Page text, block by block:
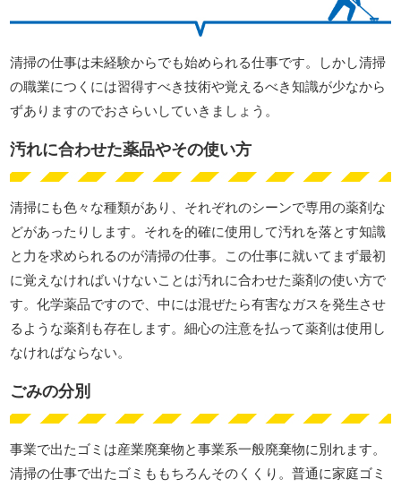
清掃の仕事は未経験からでも始められる仕事です。しかし清掃
の職業につくには習得すべき技術や覚えるべき知識が少なから
ずありますのでおさらいしていきましょう。
汚れに合わせた薬品やその使い方
清掃にも色々な種類があり、それぞれのシーンで専用の薬剤な
どがあったりします。それを的確に使用して汚れを落とす知識
と力を求められるのが清掃の仕事。この仕事に就いてまず最初
に覚えなければいけないことは汚れに合わせた薬剤の使い方で
す。化学薬品ですので、中には混ぜたら有害なガスを発生させ
るような薬剤も存在します。細心の注意を払って薬剤は使用し
なければならない。
ごみの分別
事業で出たゴミは産業廃棄物と事業系一般廃棄物に別れます。
清掃の仕事で出たゴミももちろんそのくくり。普通に家庭ゴミ